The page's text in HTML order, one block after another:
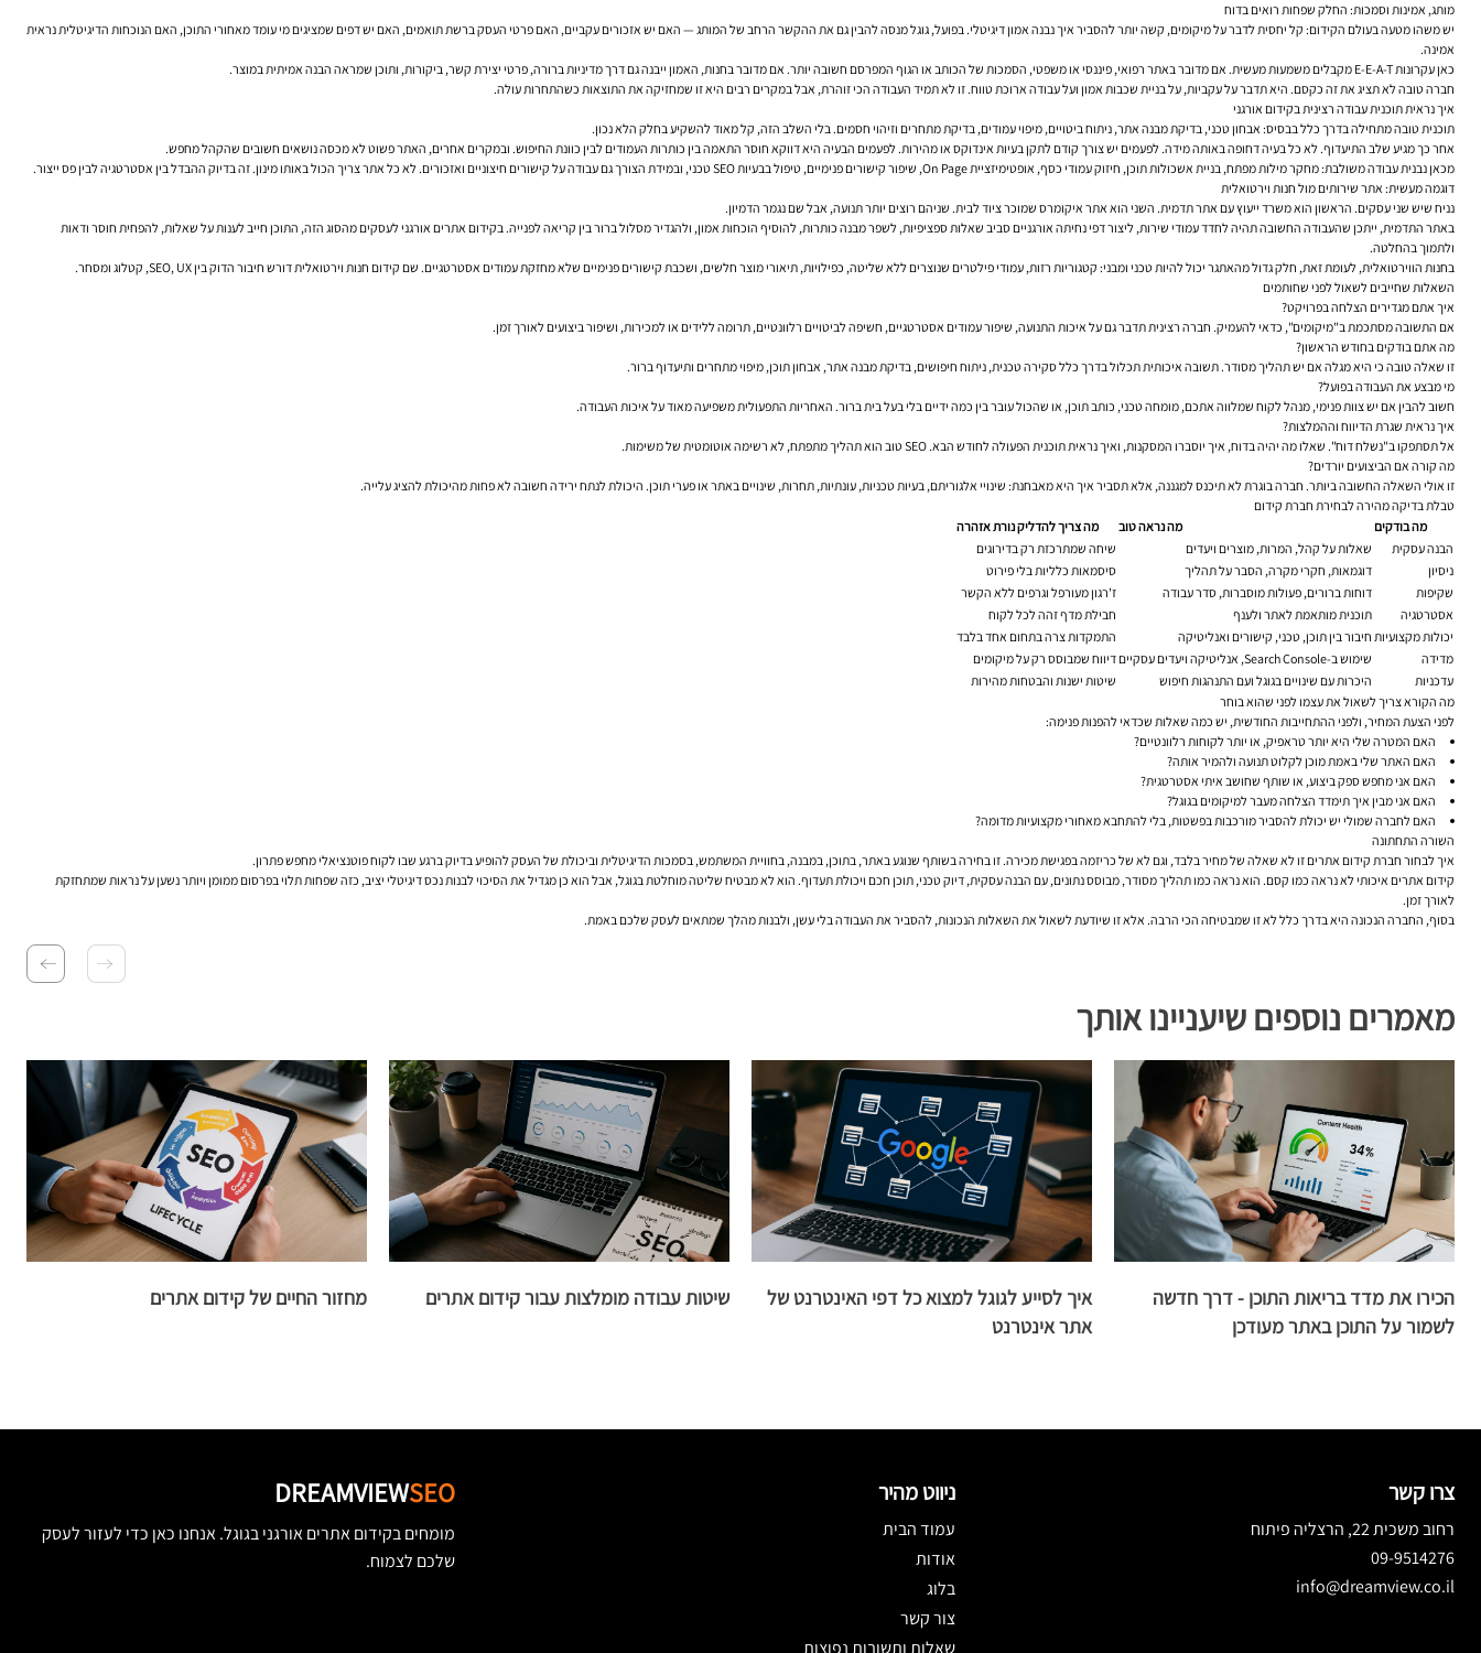
מותג, אמינות וסמכות: החלק שפחות רואים בדוח
יש משהו מטעה בעולם הקידום: קל יחסית לדבר על מיקומים, קשה יותר להסביר איך נבנה אמון דיגיטלי. בפועל, גוגל מנסה להבין גם את ההקשר הרחב של המותג — האם יש אזכורים עקביים, האם פרטי העסק ברשת תואמים, האם יש דפים שמציגים מי עומד מאחורי התוכן, האם הנוכחות הדיגיטלית נראית
אמינה.
כאן עקרונות E-E-A-T מקבלים משמעות מעשית. אם מדובר באתר רפואי, פיננסי או משפטי, הסמכות של הכותב או הגוף המפרסם חשובה יותר. אם מדובר בחנות, האמון ייבנה גם דרך מדיניות ברורה, פרטי יצירת קשר, ביקורות, ותוכן שמראה הבנה אמיתית במוצר.
חברה טובה לא תציג את זה כקסם. היא תדבר על עקביות, על בניית שכבות אמון ועל עבודה ארוכת טווח. זו לא תמיד העבודה הכי זוהרת, אבל במקרים רבים היא זו שמחזיקה את התוצאות כשהתחרות עולה.
איך נראית תוכנית עבודה רצינית בקידום אורגני
תוכנית טובה מתחילה בדרך כלל בבסיס: אבחון טכני, בדיקת מבנה אתר, ניתוח ביטויים, מיפוי עמודים, בדיקת מתחרים וזיהוי חסמים. בלי השלב הזה, קל מאוד להשקיע בחלק הלא נכון.
אחר כך מגיע שלב התיעדוף. לא כל בעיה דחופה באותה מידה. לפעמים יש צורך קודם לתקן בעיות אינדוקס או מהירות. לפעמים הבעיה היא דווקא חוסר התאמה בין כותרות העמודים לבין כוונת החיפוש. ובמקרים אחרים, האתר פשוט לא מכסה נושאים חשובים שהקהל מחפש.
מכאן נבנית עבודה משולבת: מחקר מילות מפתח, בניית אשכולות תוכן, חיזוק עמודי כסף, אופטימיזציית On Page, שיפור קישורים פנימיים, טיפול בבעיות SEO טכני, ובמידת הצורך גם עבודה על קישורים חיצוניים ואזכורים. לא כל אתר צריך הכול באותו מינון. זה בדיוק ההבדל בין אסטרטגיה לבין פס ייצור.
דוגמה מעשית: אתר שירותים מול חנות וירטואלית
נניח שיש שני עסקים. הראשון הוא משרד ייעוץ עם אתר תדמית. השני הוא אתר איקומרס שמוכר ציוד לבית. שניהם רוצים יותר תנועה, אבל שם נגמר הדמיון.
באתר התדמית, ייתכן שהעבודה החשובה תהיה לחדד עמודי שירות, ליצור דפי נחיתה אורגניים סביב שאלות ספציפיות, לשפר מבנה כותרות, להוסיף הוכחות אמון, ולהגדיר מסלול ברור בין קריאה לפנייה. בקידום אתרים אורגני לעסקים מהסוג הזה, התוכן חייב לענות על שאלות, להפחית חוסר ודאות
ולתמוך בהחלטה.
בחנות הווירטואלית, לעומת זאת, חלק גדול מהאתגר יכול להיות טכני ומבני: קטגוריות רזות, עמודי פילטרים שנוצרים ללא שליטה, כפילויות, תיאורי מוצר חלשים, ושכבת קישורים פנימיים שלא מחזקת עמודים אסטרטגיים. שם קידום חנות וירטואלית דורש חיבור הדוק בין SEO, UX, קטלוג ומסחר.
השאלות שחייבים לשאול לפני שחותמים
איך אתם מגדירים הצלחה בפרויקט?
אם התשובה מסתכמת ב"מיקומים", כדאי להעמיק. חברה רצינית תדבר גם על איכות התנועה, שיפור עמודים אסטרטגיים, חשיפה לביטויים רלוונטיים, תרומה ללידים או למכירות, ושיפור ביצועים לאורך זמן.
מה אתם בודקים בחודש הראשון?
זו שאלה טובה כי היא מגלה אם יש תהליך מסודר. תשובה איכותית תכלול בדרך כלל סקירה טכנית, ניתוח חיפושים, בדיקת מבנה אתר, אבחון תוכן, מיפוי מתחרים ותיעדוף ברור.
מי מבצע את העבודה בפועל?
חשוב להבין אם יש צוות פנימי, מנהל לקוח שמלווה אתכם, מומחה טכני, כותב תוכן, או שהכול עובר בין כמה ידיים בלי בעל בית ברור. האחריות התפעולית משפיעה מאוד על איכות העבודה.
איך נראית שגרת הדיווח וההמלצות?
אל תסתפקו ב"נשלח דוח". שאלו מה יהיה בדוח, איך יוסברו המסקנות, ואיך נראית תוכנית הפעולה לחודש הבא. SEO טוב הוא תהליך מתפתח, לא רשימה אוטומטית של משימות.
מה קורה אם הביצועים יורדים?
זו אולי השאלה החשובה ביותר. חברה בוגרת לא תיכנס למגננה, אלא תסביר איך היא מאבחנת: שינויי אלגוריתם, בעיות טכניות, עונתיות, תחרות, שינויים באתר או פערי תוכן. היכולת לנתח ירידה חשובה לא פחות מהיכולת להציג עלייה.
טבלת בדיקה מהירה לבחירת חברת קידום
מה בודקים
מה נראה טוב
מה צריך להדליק נורת אזהרה
הבנה עסקית
שאלות על קהל, המרות, מוצרים ויעדים
שיחה שמתרכזת רק בדירוגים
ניסיון
דוגמאות, חקרי מקרה, הסבר על תהליך
סיסמאות כלליות בלי פירוט
שקיפות
דוחות ברורים, פעולות מוסברות, סדר עבודה
ז'רגון מעורפל וגרפים ללא הקשר
אסטרטגיה
תוכנית מותאמת לאתר ולענף
חבילת מדף זהה לכל לקוח
יכולות מקצועיות חיבור בין תוכן, טכני, קישורים ואנליטיקה
התמקדות צרה בתחום אחד בלבד
מדידה
שימוש ב-Search Console, אנליטיקה ויעדים עסקיים
דיווח שמבוסס רק על מיקומים
עדכניות
היכרות עם שינויים בגוגל ועם התנהגות חיפוש
שיטות ישנות והבטחות מהירות
מה הקורא צריך לשאול את עצמו לפני שהוא בוחר
לפני הצעת המחיר, ולפני ההתחייבות החודשית, יש כמה שאלות שכדאי להפנות פנימה:
האם המטרה שלי היא יותר טראפיק, או יותר לקוחות רלוונטיים?
האם האתר שלי באמת מוכן לקלוט תנועה ולהמיר אותה?
האם אני מחפש ספק ביצוע, או שותף שחושב איתי אסטרטגית?
האם אני מבין איך תימדד הצלחה מעבר למיקומים בגוגל?
האם לחברה שמולי יש יכולת להסביר מורכבות בפשטות, בלי להתחבא מאחורי מקצועיות מדומה?
השורה התחתונה
איך לבחור חברת קידום אתרים זו לא שאלה של מחיר בלבד, וגם לא של כריזמה בפגישת מכירה. זו בחירה בשותף שנוגע באתר, בתוכן, במבנה, בחוויית המשתמש, בסמכות הדיגיטלית וביכולת של העסק להופיע בדיוק ברגע שבו לקוח פוטנציאלי מחפש פתרון.
קידום אתרים איכותי לא נראה כמו קסם. הוא נראה כמו תהליך מסודר, מבוסס נתונים, עם הבנה עסקית, דיוק טכני, תוכן חכם ויכולת תעדוף. הוא לא מבטיח שליטה מוחלטת בגוגל, אבל הוא כן מגדיל את הסיכוי לבנות נכס דיגיטלי יציב, כזה שפחות תלוי בפרסום ממומן ויותר נשען על נראות שמתחזקת
לאורך זמן.
בסוף, החברה הנכונה היא בדרך כלל לא זו שמבטיחה הכי הרבה. אלא זו שיודעת לשאול את השאלות הנכונות, להסביר את העבודה בלי עשן, ולבנות מהלך שמתאים לעסק שלכם באמת.
מאמרים נוספים שיעניינו אותך
הכירו את מדד בריאות התוכן - דרך חדשה
לשמור על התוכן באתר מעודכן
איך לסייע לגוגל למצוא כל דפי האינטרנט של
אתר אינטרנט
שיטות עבודה מומלצות עבור קידום אתרים מחזור החיים של קידום אתרים
צרו קשר
רחוב משכית 22, הרצליה פיתוח
09-9514276
info@dreamview.co.il
ניווט מהיר
עמוד הבית
אודות
בלוג
צור קשר
שאלות ותשובות נפוצות
DREAMVIEWSEO
מומחים בקידום אתרים אורגני בגוגל. אנחנו כאן כדי לעזור לעסק
שלכם לצמוח.